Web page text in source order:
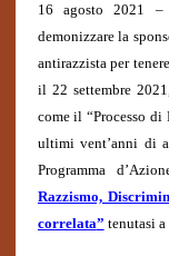
16 agosto 2021 –
demonizzare la
antirazzista per
il 22 settembre
come il “Processo
ultimi vent’anni di
Programma
Razzismo,
correlata” tenutasi